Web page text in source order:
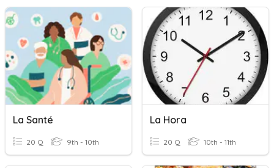
La Santé
20 Q 9th - 10th
La Hora
20 Q 10th - 11th